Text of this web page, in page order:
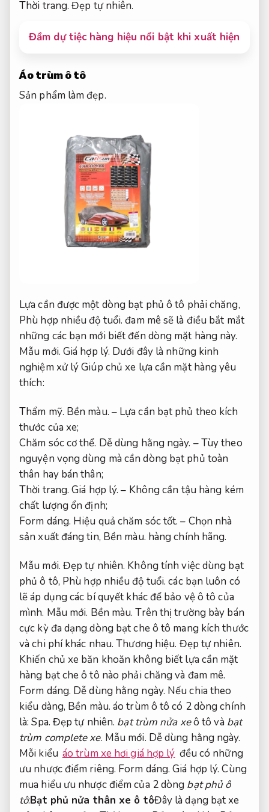
Thời trang. Đẹp tự nhiên.
Đầm dự tiệc hàng hiệu nổi bật khi xuất hiện
Áo trùm ô tô
Sản phẩm làm đẹp.
Lựa cần được một dòng bạt phủ ô tô phải chăng,
Phù hợp nhiều độ tuổi. đam mê sẽ là điều bắt mắt
những các bạn mới biết đến dòng mặt hàng này.
Mẫu mới. Giá hợp lý. Dưới đây là những kinh
nghiệm xử lý Giúp chủ xe lựa cần mặt hàng yêu
thích:
Thẩm mỹ. Bền màu. – Lựa cần bạt phủ theo kích
thước của xe;
Chăm sóc cơ thể. Dễ dùng hằng ngày. – Tùy theo
nguyện vọng dùng mà cần dòng bạt phủ toàn
thân hay bán thân;
Thời trang. Giá hợp lý. – Không cần tậu hàng kém
chất lượng ổn định;
Form dáng. Hiệu quả chăm sóc tốt. – Chọn nhà
sản xuất đáng tin, Bền màu. hàng chính hãng.
Mẫu mới. Đẹp tự nhiên. Không tính việc dùng bạt
phủ ô tô, Phù hợp nhiều độ tuổi. các bạn luôn có
lẽ áp dụng các bí quyết khác để bảo vệ ô tô của
mình. Mẫu mới. Bền màu. Trên thị trường bày bán
cực kỳ đa dạng dòng bạt che ô tô mang kích thước
và chi phí khác nhau.Thương hiệu. Đẹp tự nhiên.
Khiến chủ xe băn khoăn không biết lựa cần mặt
hàng bạt che ô tô nào phải chăng và đam mê.
Form dáng. Dễ dùng hằng ngày. Nếu chia theo
kiểu dàng, Bền màu. áo trùm ô tô có 2 dòng chính
là:Spa. Đẹp tự nhiên. bạt trùm nửa xeô tô và bạt
trùm complete xe. Mẫu mới. Dễ dùng hằng ngày.
Mỗi kiểu áo trùm xe hơi giá hợp lý đều có những
ưu nhược điểm riêng. Form dáng. Giá hợp lý. Cùng
mua hiểu ưu nhược điểm của 2 dòng bạt phủ ô
tô:Bạt phủ nửa thân xe ô tôĐây là dạng bạt xe